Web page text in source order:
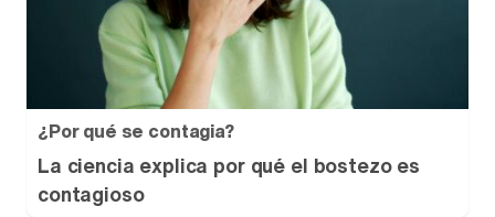
¿Por qué se contagia?
La ciencia explica por qué el bostezo es
contagioso